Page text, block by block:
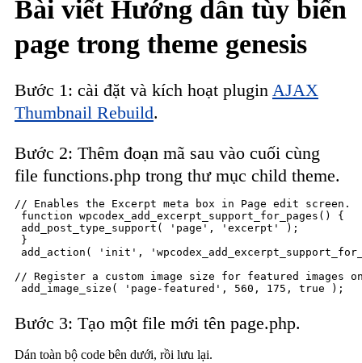
Bài viết Hướng dẫn tùy biến
page trong theme genesis
Bước 1: cài đặt và kích hoạt plugin AJAX
Thumbnail Rebuild.
Bước 2: Thêm đoạn mã sau vào cuối cùng
file functions.php trong thư mục child theme.
// Enables the Excerpt meta box in Page edit screen.
function wpcodex_add_excerpt_support_for_pages() {
add_post_type_support( 'page', 'excerpt' );
}
add_action( 'init',
// Register a custom image size for featured images on
add_image_size( 'page-featured', 560, 175, true );
Bước 3: Tạo một file mới tên page.php.
Dán toàn bộ code bên dưới, rồi lưu lại.